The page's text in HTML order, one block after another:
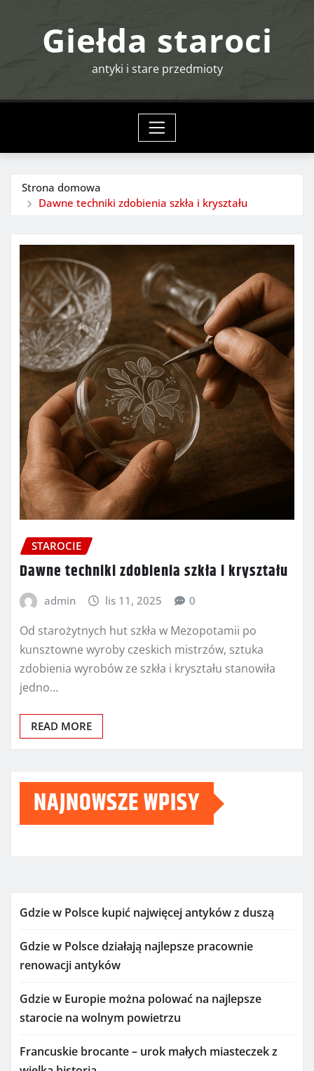
Giełda staroci
antyki i stare przedmioty
Strona domowa
Dawne techniki zdobienia szkła i kryształu
STAROCIE
Dawne techniki zdobienia szkła i kryształu
admin lis 11, 2025 0
Od starożytnych hut szkła w Mezopotamii po
kunsztowne wyroby czeskich mistrzów, sztuka
zdobienia wyrobów ze szkła i kryształu stanowiła
jedno…
READ MORE
NAJNOWSZE WPISY
Gdzie w Polsce kupić najwięcej antyków z duszą
Gdzie w Polsce działają najlepsze pracownie
renowacji antyków
Gdzie w Europie można polować na najlepsze
starocie na wolnym powietrzu
Francuskie brocante – urok małych miasteczek z